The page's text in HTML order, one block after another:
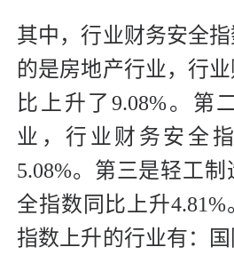
其中，行业财务安全
的是房地产行业，行
比上升了9.08%。第
业，行业财务安全
5.08%。第三是轻工
全指数同比上升
指数上升的行业有：